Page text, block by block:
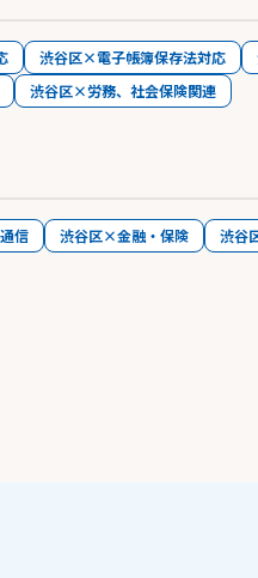
渋谷区×電子帳簿保存法対応
渋谷区×労務、社会保険関連
信 渋谷区×金融・保険 渋谷